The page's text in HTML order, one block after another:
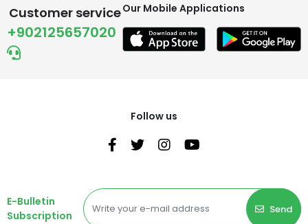
Customer service
+902125657020
Our Mobile Applications
Follow us
E-Bulletin
Subscription
Send